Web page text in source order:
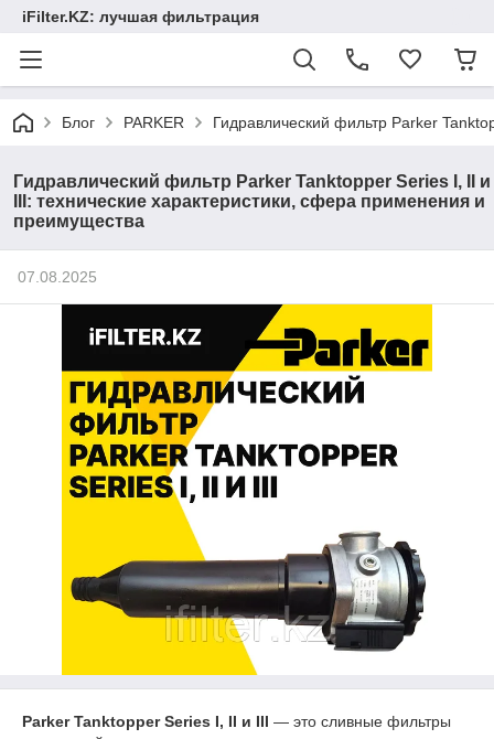
iFilter.KZ: лучшая фильтрация
Блог PARKER Гидравлический фильтр Parker
Гидравлический фильтр Parker Tanktopper Series I, II и
III: технические характеристики, сфера применения и
преимущества
07.08.2025
Parker Tanktopper Series I, II и III — это сливные фильтры